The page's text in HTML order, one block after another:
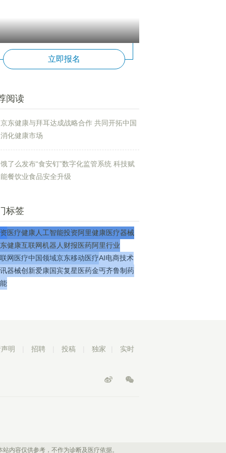
立即报名
阅读
京东健康与拜耳达成战略合作 共同开拓中国
消化健康市场
饿了么发布“食安钉”数字化监管系统 科技赋
能餐饮业食品安全升级
标签
医疗健康人工智能投资阿里健康医疗器械
健康互联网机器人 财报医药阿里行业
网医疗中国领域京东移动医疗AI电商技术
器械创新爱康国宾复星医药金丐齐鲁制药
明 招聘 投稿 独家 实时
内容仅供参考，不作为诊断及医疗依据。